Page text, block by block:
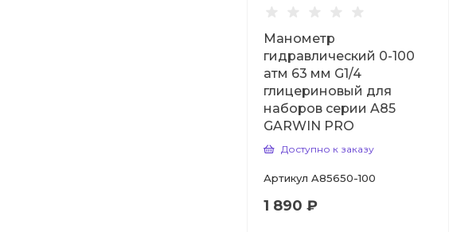
Манометр
гидравлический 0-100
атм 63 мм G1/4
глицериновый для
наборов серии A85
GARWIN PRO
Доступно к заказу
Артикул A85650-100
1 890 ₽